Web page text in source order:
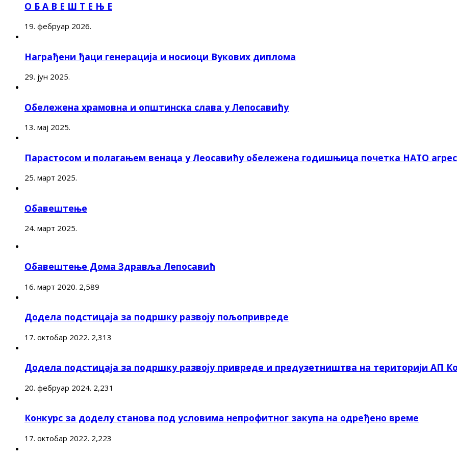
О Б А В Е Ш Т Е Њ Е
19. фебруар 2026.
Награђени ђаци генерација и носиоци Вукових диплома
29. јун 2025.
Обележена храмовна и општинска слава у Лепосавићу
13. мај 2025.
Парастосом и полагањем венаца у Леосавићу обележена годишњица почетка НАТО
25. март 2025.
Обавештење
24. март 2025.
Обавештење Дома Здравља Лепосавић
16. март 2020. 2,589
Додела подстицаја за подршку развоју пољопривреде
17. октобар 2022. 2,313
Додела подстицаја за подршку развоју привреде и предузетништва на територији АП
20. фебруар 2024. 2,231
Конкурс за доделу станова под условима непрофитног закупа на одређено време
17. октобар 2022. 2,223